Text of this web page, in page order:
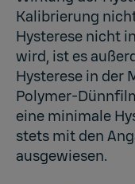
Kalibrierung
Hysterese nicht
wird, ist es
Hysterese in der
Polymer-
eine minimale
stets mit den
ausgewiesen.